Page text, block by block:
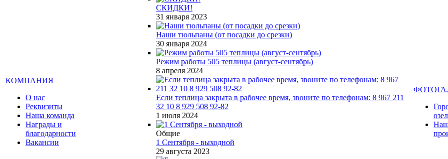
КОМПАНИЯ
О нас
Реквизиты
Наша команда
Награды и
благодарности
Вакансии
СКИДКИ!
31 января 2023
Наши тюльпаны (от посадки до срезки)
30 января 2024
Режим работы 505 теплицы (август-сентябрь)
8 апреля 2024
Если теплица закрыта в рабочее время, звоните по телефонам: 8 967 211
32 10 8 929 508 92-82
1 июля 2024
Общие
1 Сентября - выходной
29 августа 2023